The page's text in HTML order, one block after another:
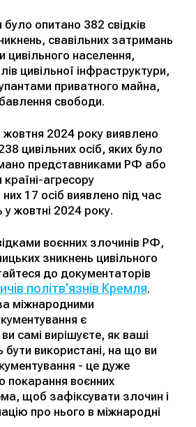
опитано 382 свідків
свавільних затримань
цивільного населення,
цивільної інфраструктури,
приватного майна,
свободи.
жовтня 2024 року виявлено
цивільних оcіб, яких було
представниками РФ або
агресору
17 осіб виявлено під час
у жовтні 2024 року.
воєнних злочинів РФ,
зникнень цивільного
до документаторів
політв'язнів Кремля.
міжнародними
є
самі вирішуєте, як ваші
бути використані, на що ви
- це дуже
покарання воєнних
щоб зафіксувати злочин і
про нього в міжнародні